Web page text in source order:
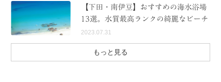
【下田・南伊豆】おすすめの海水浴場
13選。水質最高ランクの綺麗なビーチ
2023.07.31
もっと見る